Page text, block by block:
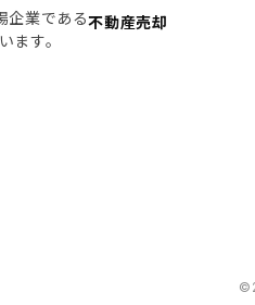
企業である
す。
不動産売却